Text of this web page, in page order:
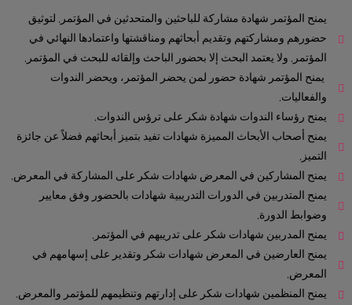
يمنح المؤتمر شهادة مشاركة للباحثين والمتحدثين في المؤتمر. لتوثيق
حضورهم ومشاركتهم وتقديم أبحاثهم ومناقشتها واعتمادها النهائي في
المؤتمر. ولا يعتمد البحث إلا بحضور الباحث وإلقائه للبحث في المؤتمر.
يمنح المؤتمر شهادة حضور لمن يحضر المؤتمر، ويحضر الندوات
والفعاليات.
يمنح رؤساء الندوات شهادة شكر على ترؤس الندوات.
يمنح أصحاب الأبحاث المميزة شهادات تفيد بتميز أبحاثهم فضلاً عن جائزة
التميز.
يمنح المشاركين في المعرض شهادات شكر على المشاركة في المعرض.
يمنح المتدربين في الدورات التدريبية شهادات بالحضور وفق معايير
وضوابط الدورة.
يمنح المدربين شهادات شكر على تدريبهم في المؤتمر.
يمنح العارضين في المعرض شهادات شكر وتقدير على إسهامهم في
المعرض.
يمنح المنظمين شهادات شكر على إدارتهم وتنظيمهم للمؤتمر والمعرض.